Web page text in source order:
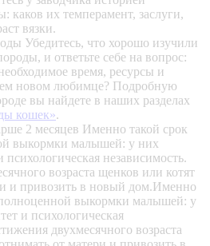
каков их темперамент, заслуги,
вязки.
Убедитесь, что хорошо изучили
и ответьте себе на вопрос:
время, ресурсы и
новом любимце? Подробную
вы найдете в наших разделах
кошек».
2 месяцев Именно такой срок
выкормки малышей: у них
независимость.
возраста щенков или котят
и привозить в новый дом.Именно
полноценной выкормки малышей: у
и психологическая
двухмесячного возраста